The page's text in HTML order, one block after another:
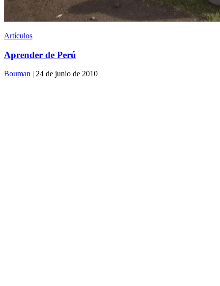
Artículos
Aprender de Perú
Bouman | 24 de junio de 2010